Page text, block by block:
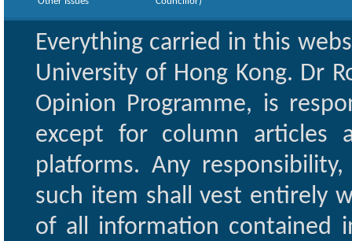
Everything carried in this
University of Hong Kong. Dr
Opinion Programme, is
except for column articles
platforms. Any
such item shall vest entirely
of all information contained